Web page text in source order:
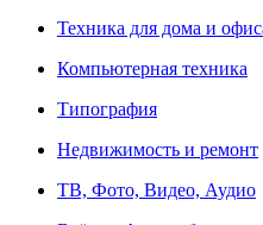
Техника для дома и
Компьютерная техника
Типография
Недвижимость и ремонт
ТВ, Фото, Видео, Аудио